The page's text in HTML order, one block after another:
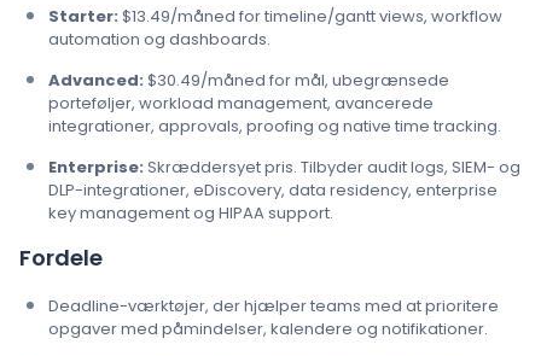
Starter: $13.49/måned for timeline/gantt views, workflow
automation og dashboards.
Advanced: $30.49/måned for mål, ubegrænsede
porteføljer, workload management, avancerede
integrationer, approvals, proofing og native time tracking.
Enterprise: Skræddersyet pris. Tilbyder audit logs, SIEM- og
DLP-integrationer, eDiscovery, data residency, enterprise
key management og HIPAA support.
Fordele
Deadline-værktøjer, der hjælper teams med at prioritere
opgaver med påmindelser, kalendere og notifikationer.